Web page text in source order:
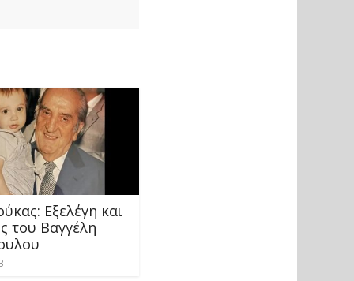
Εξελέγη και
του Βαγγέλη